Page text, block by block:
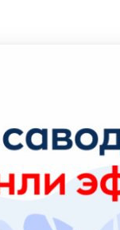
Тадбиркорлик